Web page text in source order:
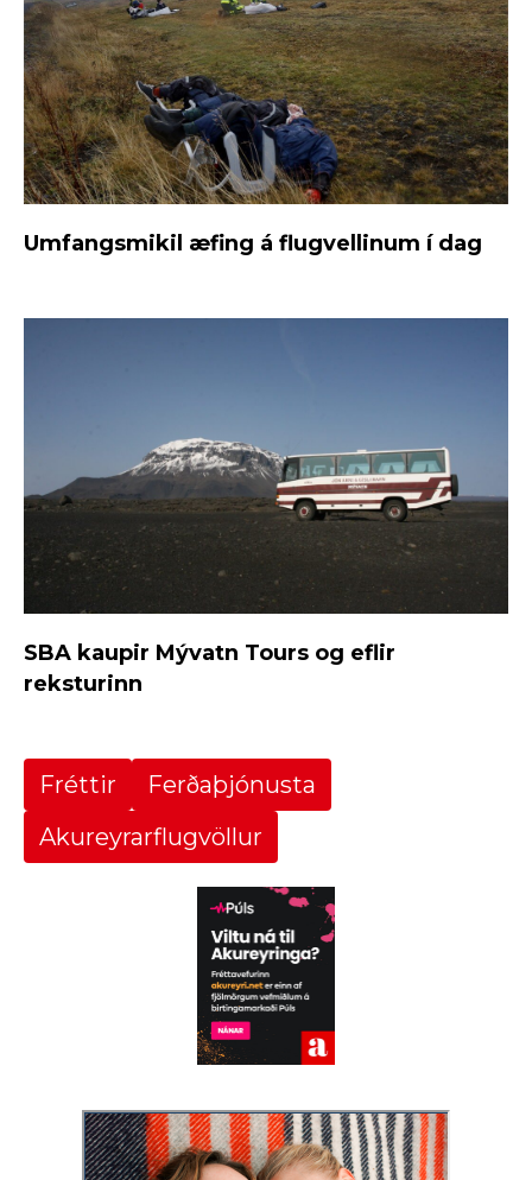
Umfangsmikil æfing á flugvellinum í dag
SBA kaupir Mývatn Tours og eflir
reksturinn
Fréttir
Ferðaþjónusta
Akureyrarflugvöllur